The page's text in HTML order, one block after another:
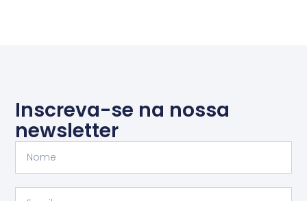
Inscreva-se na nossa
newsletter